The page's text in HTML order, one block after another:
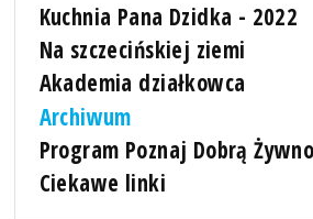
Kuchnia Pana Dzidka - 2022
Na szczecińskiej ziemi
Akademia działkowca
Archiwum
Program Poznaj Dobrą
Ciekawe linki